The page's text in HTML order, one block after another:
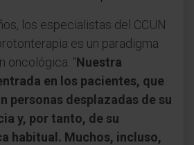
los especialistas del CCUN
es un paradigma
oncológica. “Nuestra
en los pacientes, que
personas desplazadas de su
y, por tanto, de su
habitual. Muchos, incluso,